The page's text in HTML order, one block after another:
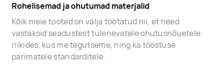
Rohelisemad ja ohutumad materjalid
Kõik meie tooted on välja töötatud nii, et need
vastaksid seadustest tulenevatele ohutusnõuetele
riikides, kus me tegutseme, ning ka tööstuse
parimatele standarditele.